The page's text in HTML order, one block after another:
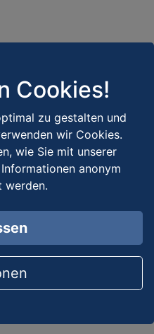
Cookies!
zu gestalten und
wir Cookies.
wie Sie mit unserer
anonym
werden.